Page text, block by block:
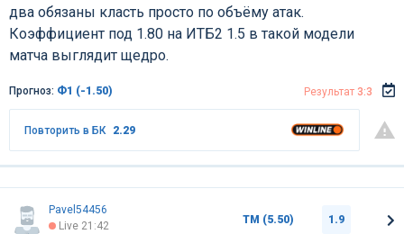
два обязаны класть просто по объёму атак.
Коэффициент под 1.80 на ИТБ2 1.5 в такой модели
матча выглядит щедро.
Прогноз: Ф1 (-1.50) Результат 3:3
Повторить в БК 2.29
Pavel54456
Live 21:42
ТМ (5.50) 1.9